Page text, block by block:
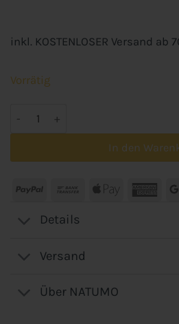
inkl. KOSTENLOSER Versand ab
Vorrätig
In den
PayPal
Bank
Apple
Details
Versand
Über NATUMO